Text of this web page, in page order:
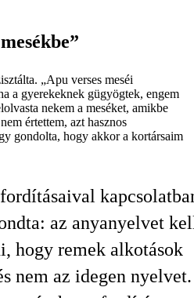
„Apu verses meséi
a gyerekeknek gügyögtek, engem
nekem a meséket, amikbe
értettem, azt hasznos
gondolta, hogy akkor a kortársaim
az anyanyelvet
hogy remek alkotások
nem az idegen